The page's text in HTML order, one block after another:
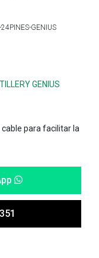
GENIUS
GENIUS
para facilitar la